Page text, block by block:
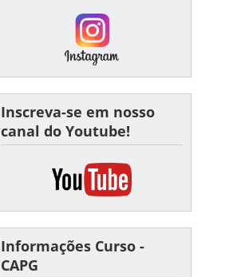
Inscreva-se em nosso
canal do Youtube!
Informações Curso -
CAPG